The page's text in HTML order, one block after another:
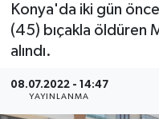
Konya'da iki gün
(45) bıçakla öldüren
alındı.
08.07.2022 - 14:47
YAYINLANMA
YAŞAM
TEKNOLOJİ
SAĞLIK
Süper Lig Puan
Tüm Manşetler
Son Dakika